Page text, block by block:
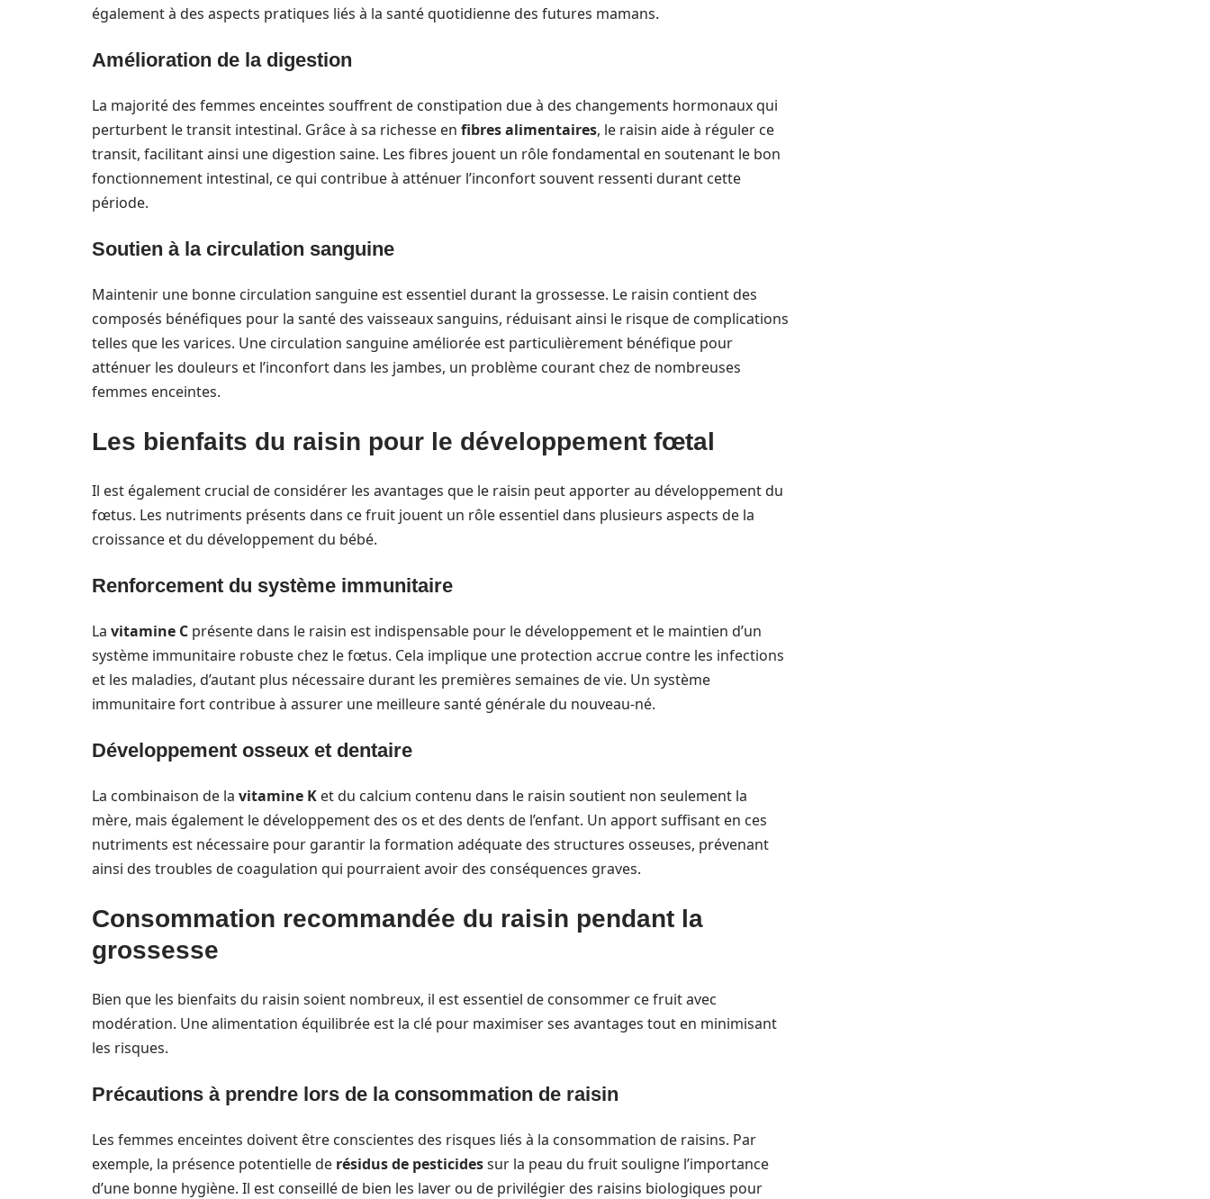
également à des aspects pratiques liés à la santé quotidienne des futures mamans.
Amélioration de la digestion
La majorité des femmes enceintes souffrent de constipation due à des changements hormonaux qui
perturbent le transit intestinal. Grâce à sa richesse en fibres alimentaires, le raisin aide à réguler ce
transit, facilitant ainsi une digestion saine. Les fibres jouent un rôle fondamental en soutenant le bon
fonctionnement intestinal, ce qui contribue à atténuer l’inconfort souvent ressenti durant cette
période.
Soutien à la circulation sanguine
Maintenir une bonne circulation sanguine est essentiel durant la grossesse. Le raisin contient des
composés bénéfiques pour la santé des vaisseaux sanguins, réduisant ainsi le risque de complications
telles que les varices. Une circulation sanguine améliorée est particulièrement bénéfique pour
atténuer les douleurs et l’inconfort dans les jambes, un problème courant chez de nombreuses
femmes enceintes.
Les bienfaits du raisin pour le développement fœtal
Il est également crucial de considérer les avantages que le raisin peut apporter au développement du
fœtus. Les nutriments présents dans ce fruit jouent un rôle essentiel dans plusieurs aspects de la
croissance et du développement du bébé.
Renforcement du système immunitaire
La vitamine C présente dans le raisin est indispensable pour le développement et le maintien d’un
système immunitaire robuste chez le fœtus. Cela implique une protection accrue contre les infections
et les maladies, d’autant plus nécessaire durant les premières semaines de vie. Un système
immunitaire fort contribue à assurer une meilleure santé générale du nouveau-né.
Développement osseux et dentaire
La combinaison de la vitamine K et du calcium contenu dans le raisin soutient non seulement la
mère, mais également le développement des os et des dents de l’enfant. Un apport suffisant en ces
nutriments est nécessaire pour garantir la formation adéquate des structures osseuses, prévenant
ainsi des troubles de coagulation qui pourraient avoir des conséquences graves.
Consommation recommandée du raisin pendant la
grossesse
Bien que les bienfaits du raisin soient nombreux, il est essentiel de consommer ce fruit avec
modération. Une alimentation équilibrée est la clé pour maximiser ses avantages tout en minimisant
les risques.
Précautions à prendre lors de la consommation de raisin
Les femmes enceintes doivent être conscientes des risques liés à la consommation de raisins. Par
exemple, la présence potentielle de résidus de pesticidessur la peau du fruit souligne l’importance
d’une bonne hygiène. Il est conseillé de bien les laver ou de privilégier des raisins biologiques pour